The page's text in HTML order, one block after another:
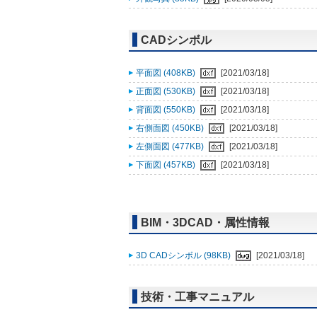
CADシンボル
平面図 (408KB)
[2021/03/18]
正面図 (530KB)
[2021/03/18]
背面図 (550KB)
[2021/03/18]
右側面図 (450KB)
[2021/03/18]
左側面図 (477KB)
[2021/03/18]
下面図 (457KB)
[2021/03/18]
BIM・3DCAD・属性情報
3D CADシンボル (98KB) [2021/03/18]
技術・工事マニュアル